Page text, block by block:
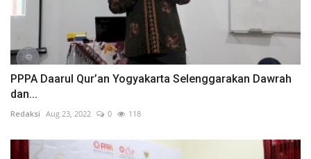
PPPA Daarul Qur’an Yogyakarta Selenggarakan Dawrah
dan...
Redaksi Aug 23, 2022 0 118